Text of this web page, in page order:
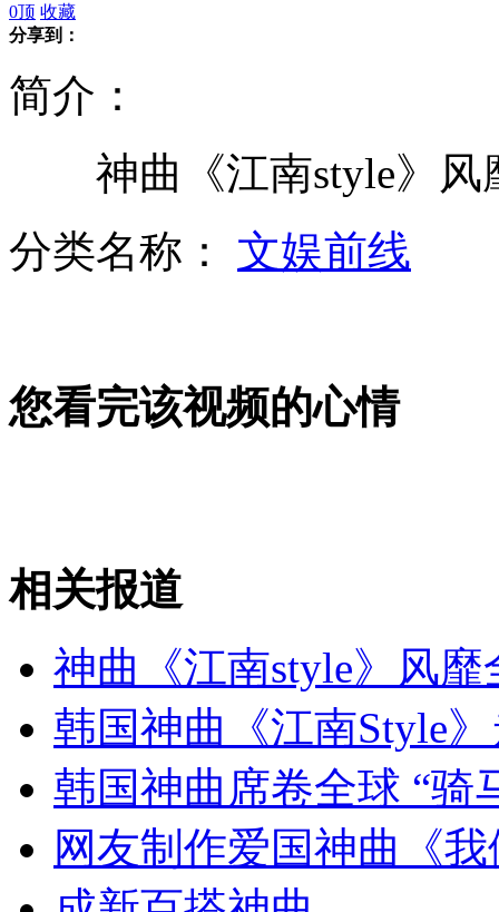
深圳：夫妻路边上演抢儿大战
英国102岁老人公布长寿秘诀
北京全年“最堵周” 拥堵创纪录
0顶 收藏
分享到：
简介：
神曲《江南style》风
分类名称： 文娱前线
您看完该视频的心情
相关报道
神曲《江南style》风
韩国神曲《江南Style
韩国神曲席卷全球 “骑
网友制作爱国神曲《